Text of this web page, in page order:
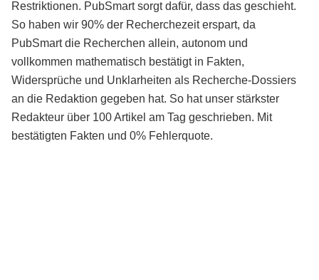
Restriktionen. PubSmart sorgt dafür, dass das geschieht.
So haben wir 90% der Recherchezeit erspart, da
PubSmart die Recherchen allein, autonom und
vollkommen mathematisch bestätigt in Fakten,
Widersprüche und Unklarheiten als Recherche-Dossiers
an die Redaktion gegeben hat. So hat unser stärkster
Redakteur über 100 Artikel am Tag geschrieben. Mit
bestätigten Fakten und 0% Fehlerquote.